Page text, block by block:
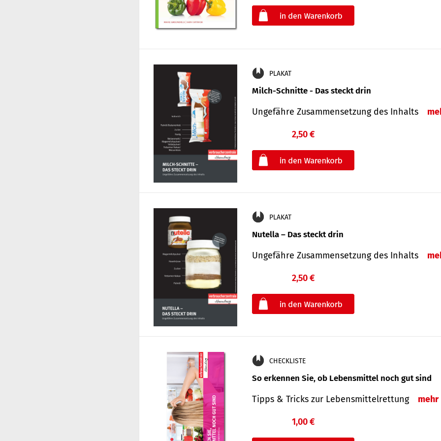
PLAKAT
Milch-Schnitte - Das steckt drin
Ungefähre Zu­sammen­setzung des Inhalts
2,50 €
PLAKAT
Nutella – Das steckt drin
Ungefähre Zusammensetzung des Inhalts
2,50 €
CHECKLISTE
So erkennen Sie, ob Lebensmittel noch gut sind
Tipps & Tricks zur Lebensmittelrettung mehr
1,00 €